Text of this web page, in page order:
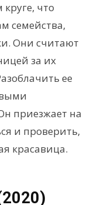
что
семейства,
Они считают
за их
ее
приезжает на
и проверить,
красавица.